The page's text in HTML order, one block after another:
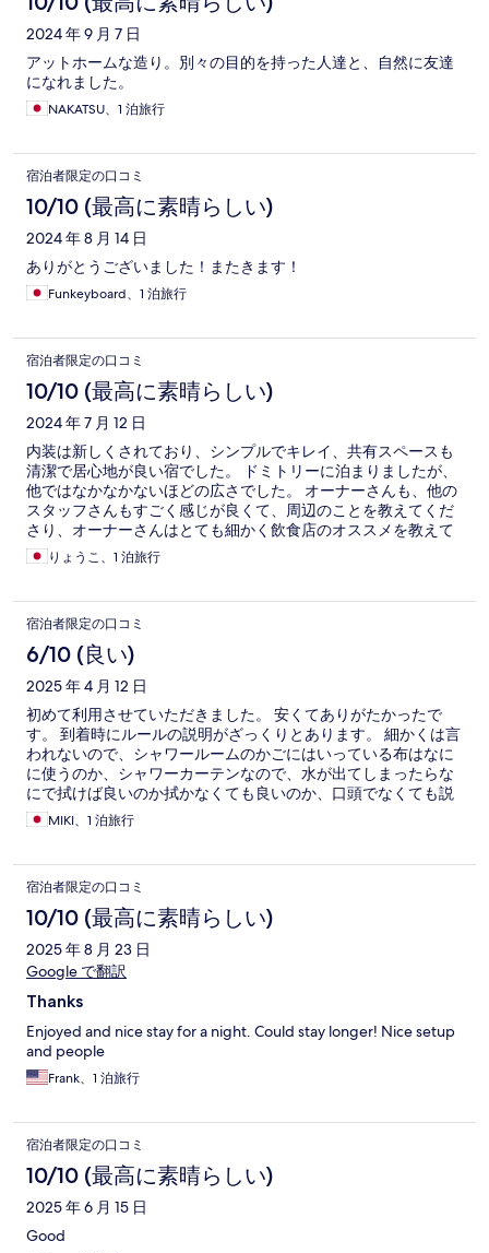
2024 年 9 月 7 日
アットホームな造り。別々の目的を持った人達と、自然に友達
になれました。
NAKATSU、1 泊旅行
宿泊者限定の口コミ
10/10 (最高に素晴らしい)
2024 年 8 月 14 日
ありがとうございました！またきます！
Funkeyboard、1 泊旅行
宿泊者限定の口コミ
10/10 (最高に素晴らしい)
2024 年 7 月 12 日
内装は新しくされており、シンプルでキレイ、共有スペースも
清潔で居心地が良い宿でした。 ドミトリーに泊まりましたが、
他ではなかなかないほどの広さでした。 オーナーさんも、他の
スタッフさんもすごく感じが良くて、周辺のことを教えてくだ
さり、オーナーさんはとても細かく飲食店のオススメを教えて
くださりました。 お忙しいなかありがとうございました。 海
も５分くらいですぐなので、雨だったけど、海の家にご飯も食
思えました またおじゃまさせていただきます。
りょうこ、1 泊旅行
宿泊者限定の口コミ
6/10 (良い)
2025 年 4 月 12 日
初めて利用させていただきました。 安くてありがたかったで
す。 到着時にルールの説明がざっくりとあります。 細かくは言
われないので、シャワールームのかごにはいっている布はなに
に使うのか、シャワーカーテンなので、水が出てしまったらな
にで拭けば良いのか拭かなくても良いのか、口頭でなくても説
明の貼り紙か何かがあるとよかったです。 こういった施設に泊
まり慣れてないので、チェックアウトの仕方がわからず戸惑い
ックアウト時は声をかけずに退出して良いこと、最初の説明の
時に添えていただけたら助かります。 海に歩いていける距離の
施設でした(^-^) ありがとうございました。
MIKI、1 泊旅行
宿泊者限定の口コミ
10/10 (最高に素晴らしい)
2025 年 8 月 23 日
Google で翻訳
Thanks
Enjoyed and nice stay for a night. Could stay longer! Nice setup
and people
Frank、1 泊旅行
宿泊者限定の口コミ
10/10 (最高に素晴らしい)
2025 年 6 月 15 日
Good